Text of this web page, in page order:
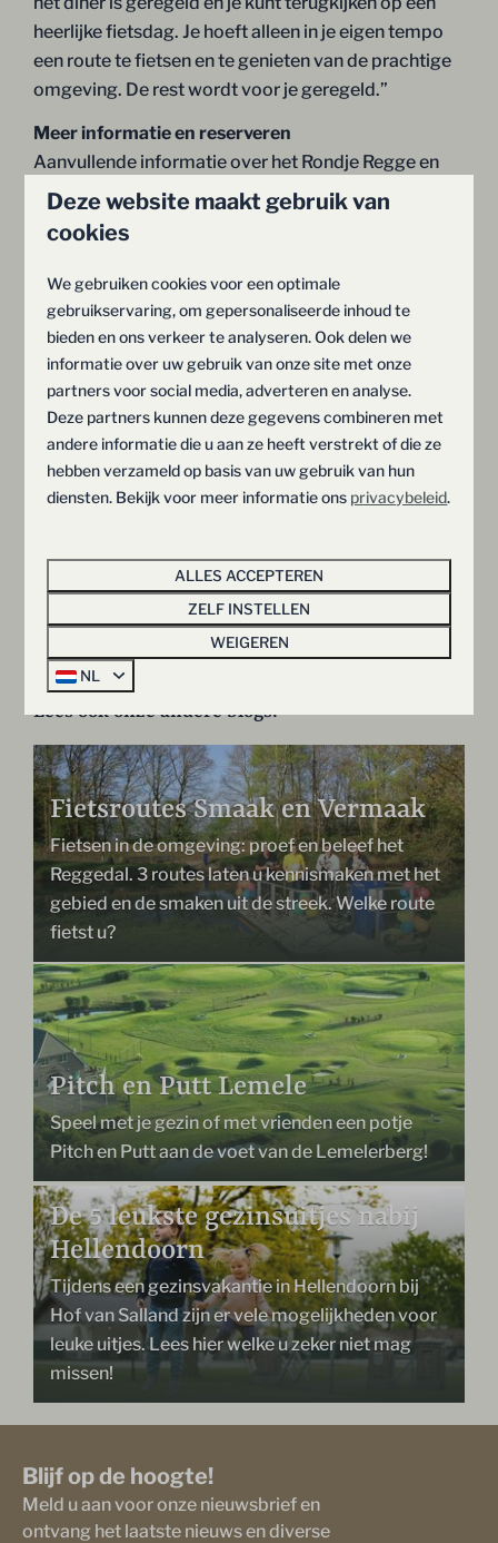
heerlijke fietsdag. Je hoeft alleen in je eigen tempo
een route te fietsen en te genieten van de prachtige
omgeving. De rest wordt voor je geregeld.”
Meer informatie en reserveren
Aanvullende informatie over het Rondje Regge en
Heuvelrug is te vinden op de
speciale website
De overnachtingslocaties
De overnachtingslocaties die meewerken aan dit
fietsarrangement zijn:
Camping de Koeksebelt (Ommen), Natuurcamping
de Lemeler Esch (Lemele), Recreatiepark De Tolplas
(Hoge Hexel), Hotel Restaurant Landgoed de Uitkijk
(Hellendoorn), Camping Noetselerberg (Nijverdal),
Vakantiepark Mölke (Zuna), Landgoed het Rheins
(Enter), Pension en Engels Theehuis De Hoestinkhof
Camping de Holterberg (Holten), Vakantiepark De
Luttenberg (Luttenberg) en Vakantiepark Hof van
Salland (Hellendoorn).
Lees ook onze andere blogs:
Fietsroutes Smaak en Vermaak
Fietsen in de omgeving: proef en beleef het
Reggedal. 3 routes laten u kennismaken met het
gebied en de smaken uit de streek. Welke route
fietst u?
Pitch en Putt Lemele
Speel met je gezin of met vrienden een potje
Pitch en Putt aan de voet van de Lemelerberg!
De 5 leukste gezinsuitjes nabij
Hellendoorn
Tijdens een gezinsvakantie in Hellendoorn bij
Hof van Salland zijn er vele mogelijkheden voor
leuke uitjes. Lees hier welke u zeker niet mag
missen!
Blijf op de hoogte!
Meld u aan voor onze nieuwsbrief en
ontvang het laatste nieuws en diverse
Deze website maakt gebruik van
cookies
We gebruiken cookies voor een optimale
gebruikservaring, om gepersonaliseerde inhoud te
bieden en ons verkeer te analyseren. Ook delen we
informatie over uw gebruik van onze site met onze
partners voor social media, adverteren en analyse.
Deze partners kunnen deze gegevens combineren met
andere informatie die u aan ze heeft verstrekt of die ze
hebben verzameld op basis van uw gebruik van hun
diensten. Bekijk voor meer informatie ons privacybeleid.
ALLES ACCEPTEREN
ZELF INSTELLEN
WEIGEREN
NL